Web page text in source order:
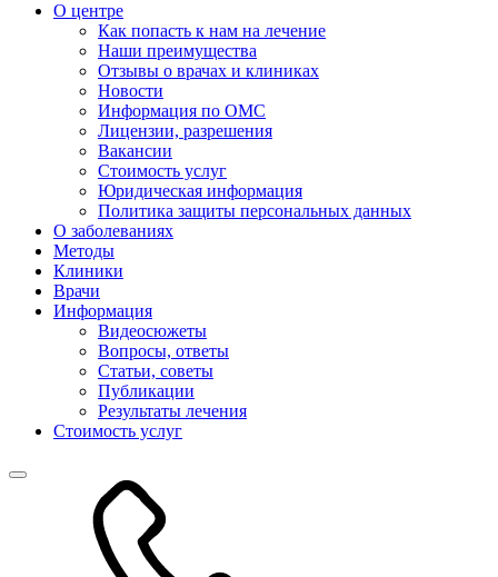
О центре
Как попасть к нам на лечение
Наши преимущества
Отзывы о врачах и клиниках
Новости
Информация по ОМС
Лицензии, разрешения
Вакансии
Стоимость услуг
Юридическая информация
Политика защиты персональных данных
О заболеваниях
Методы
Клиники
Врачи
Информация
Видеосюжеты
Вопросы, ответы
Статьи, советы
Публикации
Результаты лечения
Стоимость услуг